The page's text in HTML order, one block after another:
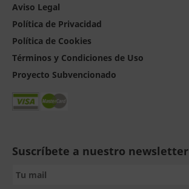
Aviso Legal
Política de Privacidad
Política de Cookies
Términos y Condiciones de Uso
Proyecto Subvencionado
Suscríbete a nuestro newsletter